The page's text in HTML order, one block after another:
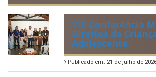
VIII Conferência
Direitos da
Adolescente
Publicado em: 21 de julho de